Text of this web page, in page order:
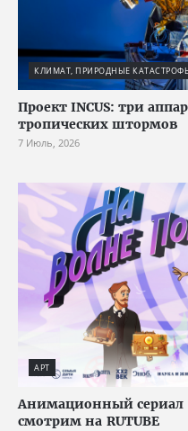
КЛИМАТ, ПРИРОДНЫЕ
Проект INCUS: три
тропических штормов
7 Июль, 2026
АРТ
Анимационный сериал
смотрим на RUTUBE